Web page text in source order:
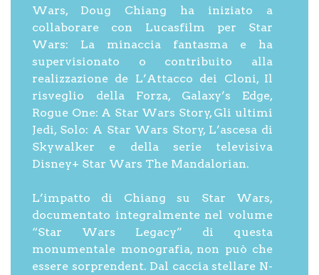
Wars, Doug Chiang ha iniziato a
collaborare con Lucasfilm per Star
Wars: La minaccia fantasma e ha
supervisionato o contribuito alla
realizzazione de L’Attacco dei Cloni, Il
risveglio della Forza, Galaxy’s Edge,
Rogue One: A Star Wars Story, Gli ultimi
Jedi, Solo: A Star Wars Story, L’ascesa di
Skywalker e della serie televisiva
Disney+ Star Wars The Mandalorian.
L’impatto di Chiang su Star Wars,
documentato integralmente nel volume
“Star Wars Legacy” di questa
monumentale monografia, non può che
essere sorprendent. Dal caccia stellare N-